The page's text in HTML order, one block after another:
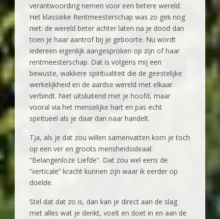
verantwoording nemen voor een betere wereld.
Het klassieke Rentmeesterschap was zo gek nog
niet: de wereld beter achter laten na je dood dan
toen je haar aantrof bij je geboorte. Nu wordt
iedereen eigenlijk aangesproken op zijn of haar
rentmeesterschap. Dat is volgens mij een
bewuste, wakkere spiritualiteit die de geestelijke
werkelijkheid en de aardse wereld met elkaar
verbindt. Niet uitsluitend met je hoofd, maar
vooral via het menselijke hart en pas echt
spiritueel als je daar dan naar handelt.
Tja, als je dat zou willen samenvatten kom je toch
op een ver en groots mensheidsideaal:
“Belangenloze Liefde”. Dat zou wel eens de
“verticale” kracht kunnen zijn waar ik eerder op
doelde.
Stel dat dat zo is, dan kan je direct aan de slag
met alles wat je denkt, voelt en doet in en aan de